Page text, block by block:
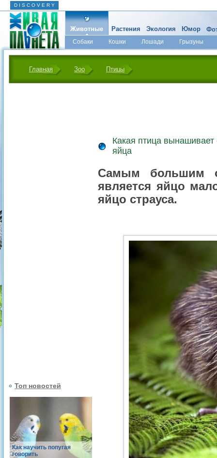
D I S C O V E R Y
Животные
Собаки Кошки Лошади
Грызуны
Микромир
Растения Экология Юмор
Главная Зоо Птицы
Топ новостей
Как научить попугая
говорить
Какая птица
яйца
Самым большим
является яйцо
яйцо страуса.